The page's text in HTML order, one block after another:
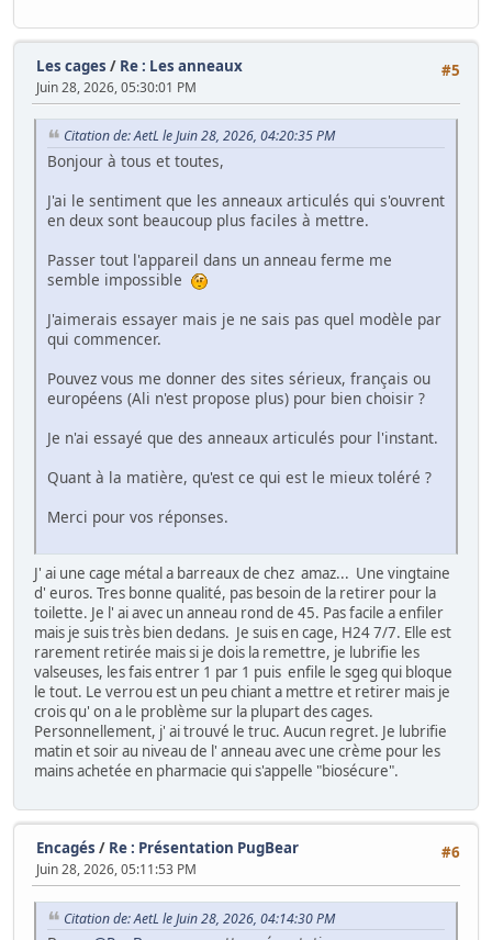
#5
Les cages / Re : Les anneaux
Juin 28, 2026, 05:30:01 PM
Citation de: AetL le Juin 28, 2026, 04:20:35 PM
Bonjour à tous et toutes,
J'ai le sentiment que les anneaux articulés qui s'ouvrent
en deux sont beaucoup plus faciles à mettre.
Passer tout l'appareil dans un anneau ferme me
semble impossible
J'aimerais essayer mais je ne sais pas quel modèle par
qui commencer.
Pouvez vous me donner des sites sérieux, français ou
européens (Ali n'est propose plus) pour bien choisir ?
Je n'ai essayé que des anneaux articulés pour l'instant.
Quant à la matière, qu'est ce qui est le mieux toléré ?
Merci pour vos réponses.
J' ai une cage métal a barreaux de chez amaz... Une vingtaine
d' euros. Tres bonne qualité, pas besoin de la retirer pour la
toilette. Je l' ai avec un anneau rond de 45. Pas facile a enfiler
mais je suis très bien dedans. Je suis en cage, H24 7/7. Elle est
rarement retirée mais si je dois la remettre, je lubrifie les
valseuses, les fais entrer 1 par 1 puis enfile le sgeg qui bloque
le tout. Le verrou est un peu chiant a mettre et retirer mais je
crois qu' on a le problème sur la plupart des cages.
Personnellement, j' ai trouvé le truc. Aucun regret. Je lubrifie
matin et soir au niveau de l' anneau avec une crème pour les
mains achetée en pharmacie qui s'appelle "biosécure".
#6
Encagés / Re : Présentation PugBear
Juin 28, 2026, 05:11:53 PM
Citation de: AetL le Juin 28, 2026, 04:14:30 PM